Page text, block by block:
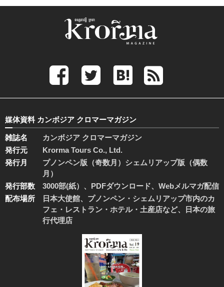
媒体資料 カンボジア クロマーマガジン
雑誌名
カンボジア クロマーマガジン
発行元
Krorma Tours Co., Ltd.
発行月
プノンペン版（奇数月）シェムリアップ版（偶数
月）
発行部数
3000部(紙）、PDFダウンロード、Webメルマガ配信
配布場所
日本大使館、プノンペン・シェムリアップ市内のカ
フェ・レストラン・ホテル・土産店など、日本の旅
行代理店